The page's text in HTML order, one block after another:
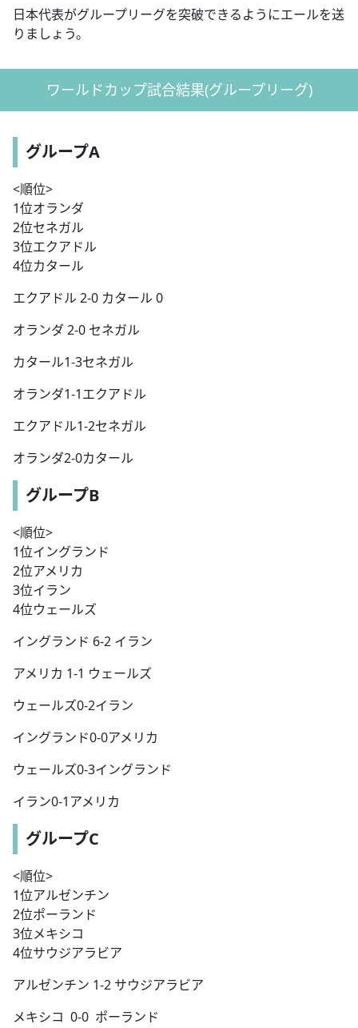
日本代表がグループリーグを突破できるようにエールを送
りましょう。
ワールドカップ試合結果(グループリーグ)
グループA
<順位>
1位オランダ
2位セネガル
3位エクアドル
4位カタール
エクアドル 2-0 カタール 0
オランダ 2-0 セネガル
カタール1-3セネガル
オランダ1-1エクアドル
エクアドル1-2セネガル
オランダ2-0カタール
グループB
<順位>
1位イングランド
2位アメリカ
3位イラン
4位ウェールズ
イングランド 6-2 イラン
アメリカ 1-1 ウェールズ
ウェールズ0-2イラン
イングランド0-0アメリカ
ウェールズ0-3イングランド
イラン0-1アメリカ
グループC
<順位>
1位アルゼンチン
2位ポーランド
3位メキシコ
4位サウジアラビア
アルゼンチン 1-2 サウジアラビア
メキシコ 0-0 ポーランド